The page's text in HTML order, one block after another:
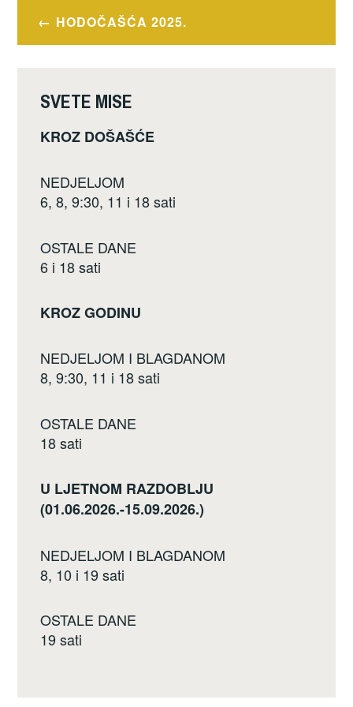
e
b
o
k
er e
Navigacija
objava
HODOČAŠĆA 2025.
SVETE MISE
KROZ DOŠAŠĆE
NEDJELJOM
6, 8, 9:30, 11 i 18 sati
OSTALE DANE
6 i 18 sati
KROZ GODINU
NEDJELJOM I BLAGDANOM
8, 9:30, 11 i 18 sati
OSTALE DANE
18 sati
U LJETNOM RAZDOBLJU
(01.06.2026.-15.09.2026.)
NEDJELJOM I BLAGDANOM
8, 10 i 19 sati
OSTALE DANE
19 sati